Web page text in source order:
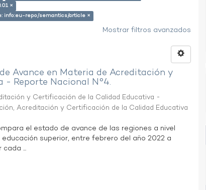
×
info:eu-repo/semantics/article ×
Mostrar filtros avanzados
Avance en Materia de Acreditación y
- Reporte Nacional N°4.
y Certificación de la Calidad Educativa -
Acreditación y Certificación de la Calidad Educativa
el estado de avance de las regiones a nivel
superior, entre febrero del año 2022 a
...